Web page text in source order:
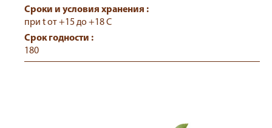
Сроки и условия хранения :
при t от +15 до +18 С
Срок годности :
180